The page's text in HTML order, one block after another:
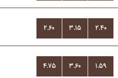
۲.۶۰ ۳.۱۵ ۲.۴۰
۴.۷۵ ۳.۶۰ ۱.۵۹